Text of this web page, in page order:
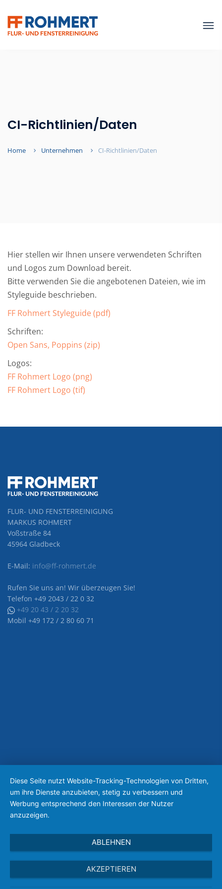
CI-Richtlinien/Daten
Home Unternehmen CI-Richtlinien/Daten
Hier stellen wir Ihnen unsere verwendeten Schriften
und Logos zum Download bereit.
Bitte verwenden Sie die angebotenen Dateien, wie im
Styleguide beschrieben.
FF Rohmert Styleguide (pdf)
Schriften:
Open Sans, Poppins (zip)
Logos:
FF Rohmert Logo (png)
FF Rohmert Logo (tif)
FLUR- UND FENSTERREINIGUNG
MARKUS ROHMERT
Voßstraße 84
45964 Gladbeck
E-Mail: info@ff-rohmert.de
Rufen Sie uns an! Wir überzeugen Sie!
Telefon +49 2043 / 22 0 32
+49 20 43 / 2 20 32
Mobil +49 172 / 2 80 60 71
Diese Seite nutzt Website-Tracking-Technologien von Dritten,
um ihre Dienste anzubieten, stetig zu verbessern und
Werbung entsprechend den Interessen der Nutzer
anzuzeigen.
ABLEHNEN
AKZEPTIEREN